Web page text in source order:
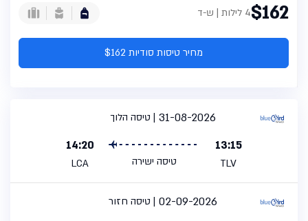
$1624 לילות | ש-ד
מחיר טיסות סודיות $162
טיסה הלוך
31-08-2026
13:15
TLV טיסה ישירה
14:20
LCA
טיסה חזור 02-09-2026